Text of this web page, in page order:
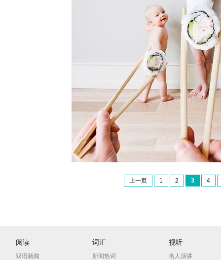
上一页 1 2 3 4
阅读
双语新闻
词汇
新闻热词
视听
名人演讲